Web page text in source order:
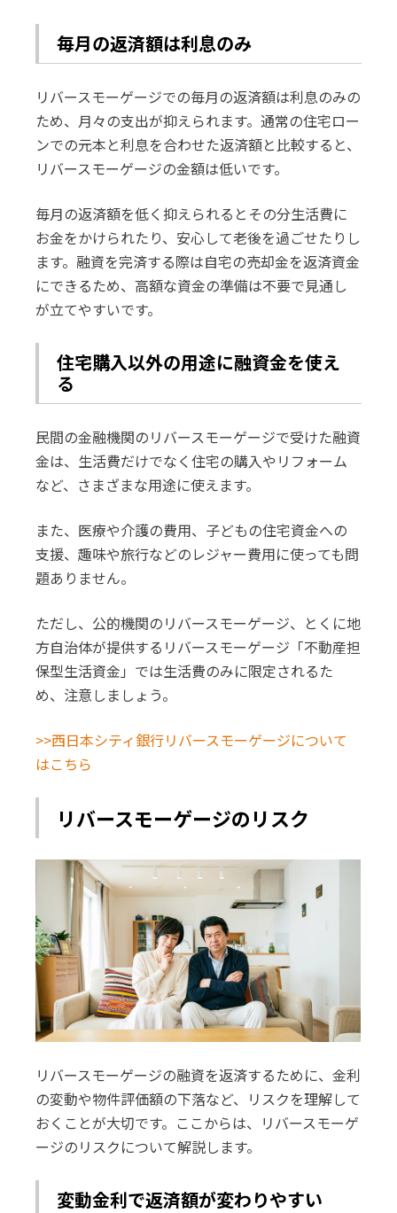
毎月の返済額は利息のみ
リバースモーゲージでの毎月の返済額は利息のみの
ため、月々の支出が抑えられます。通常の住宅ロー
ンでの元本と利息を合わせた返済額と比較すると、
リバースモーゲージの金額は低いです。
毎月の返済額を低く抑えられるとその分生活費に
お金をかけられたり、安心して老後を過ごせたりし
ます。融資を完済する際は自宅の売却金を返済資金
にできるため、高額な資金の準備は不要で見通し
が立てやすいです。
住宅購入以外の用途に融資金を使え
る
民間の金融機関のリバースモーゲージで受けた融資
金は、生活費だけでなく住宅の購入やリフォーム
など、さまざまな用途に使えます。
また、医療や介護の費用、子どもの住宅資金への
支援、趣味や旅行などのレジャー費用に使っても問
題ありません。
ただし、公的機関のリバースモーゲージ、とくに地
方自治体が提供するリバースモーゲージ「不動産担
保型生活資金」では生活費のみに限定されるた
め、注意しましょう。
>>西日本シティ銀行リバースモーゲージについて
はこちら
リバースモーゲージのリスク
リバースモーゲージの融資を返済するために、金利
の変動や物件評価額の下落など、リスクを理解して
おくことが大切です。ここからは、リバースモーゲ
ージのリスクについて解説します。
変動金利で返済額が変わりやすい